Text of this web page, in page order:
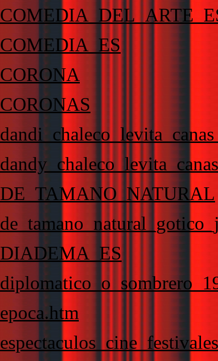
COMEDIA_ES
CORONA
CORONAS
DE_TAMANO_NATURAL
DIADEMA_ES
epoca.htm